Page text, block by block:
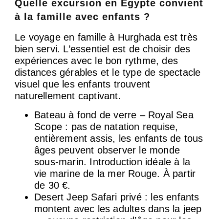
Quelle excursion en Égypte convient
à la famille avec enfants ?
Le voyage en famille à Hurghada est très
bien servi. L’essentiel est de choisir des
expériences avec le bon rythme, des
distances gérables et le type de spectacle
visuel que les enfants trouvent
naturellement captivant.
Bateau à fond de verre – Royal Sea
Scope : pas de natation requise,
entièrement assis, les enfants de tous
âges peuvent observer le monde
sous-marin. Introduction idéale à la
vie marine de la mer Rouge. À partir
de 30 €.
Desert Jeep Safari privé : les enfants
montent avec les adultes dans la jeep